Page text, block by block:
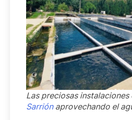
Las preciosas instalaciones
Sarriónaprovechando el